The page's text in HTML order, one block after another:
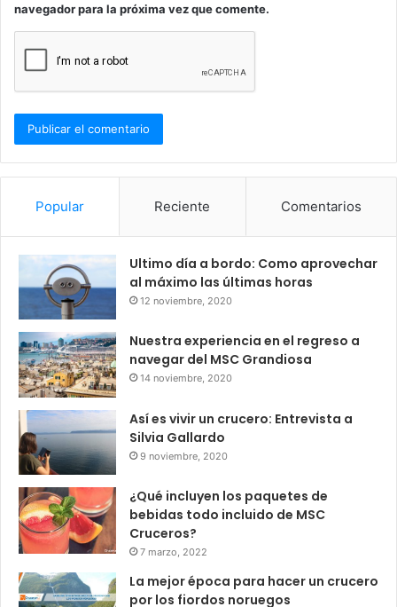
navegador para la próxima vez que comente.
Popular Reciente Comentarios
Ultimo día a bordo: Como aprovechar
al máximo las últimas horas
12 noviembre, 2020
Nuestra experiencia en el regreso a
navegar del MSC Grandiosa
14 noviembre, 2020
Así es vivir un crucero: Entrevista a
Silvia Gallardo
9 noviembre, 2020
¿Qué incluyen los paquetes de
bebidas todo incluido de MSC
Cruceros?
7 marzo, 2022
La mejor época para hacer un crucero
por los fiordos noruegos